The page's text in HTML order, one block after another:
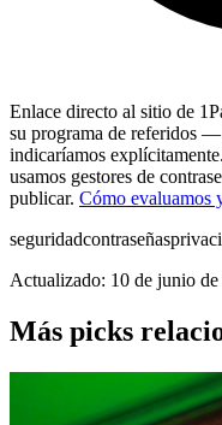
Enlace directo al sitio de
su programa de referidos
indicaríamos
usamos gestores de
publicar. Cómo evaluamos
seguridadcontraseñas
Actualizado: 10 de junio
Más picks